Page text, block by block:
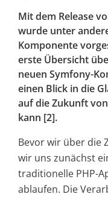
Mit dem Release
wurde unter
Komponente
erste Übersicht
neuen Symfony-
einen Blick in die
auf die Zukunft
kann [2].
Bevor wir über die
wir uns zunächst
traditionelle PHP-
ablaufen. Die